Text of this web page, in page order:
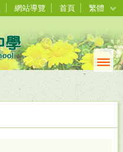
網站導覽 首頁 繁體